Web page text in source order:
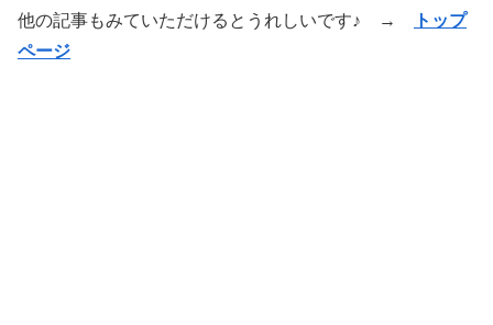
他の記事もみていただけるとうれしいです♪ →
トップ
ページ